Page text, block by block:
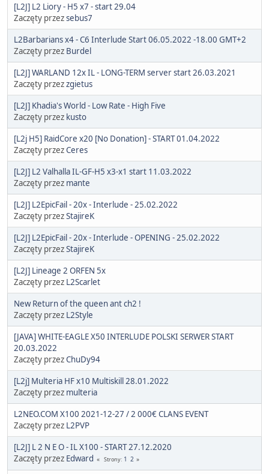
[L2J] L2 Liory - H5 x7 - start 29.04
Zaczęty przezsebus7
L2Barbarians x4 - C6 Interlude Start 06.05.2022 -18.00 GMT+2
Zaczęty przez Burdel
[L2J] WARLAND 12x IL - LONG-TERM server start 26.03.2021
Zaczęty przezzgietus
[L2J] Khadia's World - Low Rate - High Five
Zaczęty przez kusto
[L2j H5] RaidCore x20 [No Donation] - START 01.04.2022
Zaczęty przezCeres
[L2J] L2 Valhalla IL-GF-H5 x3-x1 start 11.03.2022
Zaczęty przez mante
[L2J] L2EpicFail - 20x - Interlude - 25.02.2022
Zaczęty przezStajireK
[L2J] L2EpicFail - 20x - Interlude - OPENING - 25.02.2022
Zaczęty przezStajireK
[L2J] Lineage 2 ORFEN 5x
Zaczęty przez L2Scarlet
New Return of the queen ant ch2 !
Zaczęty przez L2Style
[JAVA] WHITE-EAGLE X50 INTERLUDE POLSKI SERWER START
20.03.2022
Zaczęty przezChuDy94
[L2j] Multeria HF x10 Multiskill 28.01.2022
Zaczęty przez multeria
L2NEO.COM X100 2021-12-27 / 2 000€ CLANS EVENT
Zaczęty przez L2PVP
[L2J] L 2 N E O - IL X100 - START 27.12.2020
Zaczęty przez Edward Strony 1 2